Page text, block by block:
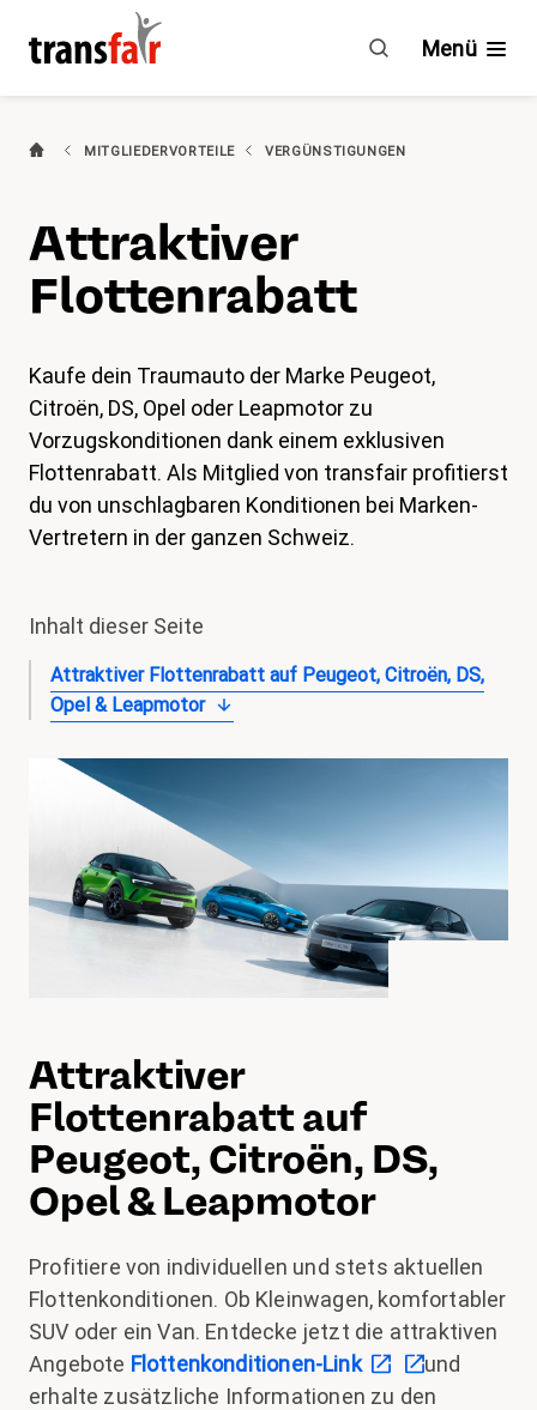
Groupe
Aktuelles
Agenda
Familienzeit
Meine Lehre. Meine Rechte
Mitglied werden
Branchen
Engagement
Über transfair
Mitgliedervorteile(aktiv)
Menü
MITGLIEDERVORTEILE VERGÜNSTIGUNGEN
Attraktiver
Flottenrabatt
Kaufe dein Traumauto der Marke Peugeot,
Citroën, DS, Opel oder Leapmotor zu
Vorzugskonditionen dank einem exklusiven
Flottenrabatt. Als Mitglied von transfair profitierst
du von unschlagbaren Konditionen bei Marken-
Vertretern in der ganzen Schweiz.
Inhalt dieser Seite
Attraktiver Flottenrabatt auf Peugeot, Citroën, DS,
Opel & Leapmotor
Attraktiver
Flottenrabatt auf
Peugeot, Citroën, DS,
Opel & Leapmotor
Profitiere von individuellen und stets aktuellen
Flottenkonditionen. Ob Kleinwagen, komfortabler
SUV oder ein Van. Entdecke jetzt die attraktiven
Angebote Flottenkonditionen-Link
und
erhalte zusätzliche Informationen zu den